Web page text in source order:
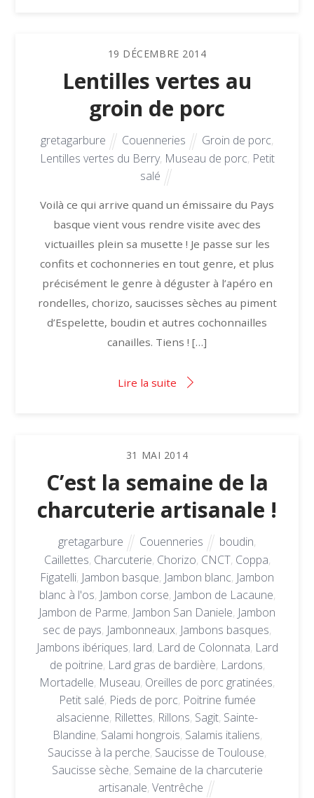
19 DÉCEMBRE 2014
Lentilles vertes au
groin de porc
gretagarbure Couenneries Groin de porc,
Lentilles vertes du Berry, Museau de porc, Petit
salé
Voilà ce qui arrive quand un émissaire du Pays
basque vient vous rendre visite avec des
victuailles plein sa musette ! Je passe sur les
confits et cochonneries en tout genre, et plus
précisément le genre à déguster à l’apéro en
rondelles, chorizo, saucisses sèches au piment
d’Espelette, boudin et autres cochonnailles
canailles. Tiens ! […]
Lire la suite
31 MAI 2014
C’est la semaine de la
charcuterie artisanale !
gretagarbure Couenneries boudin,
Caillettes, Charcuterie, Chorizo, CNCT, Coppa,
Figatelli, Jambon basque, Jambon blanc, Jambon
blanc à l'os, Jambon corse, Jambon de Lacaune,
Jambon de Parme, Jambon San Daniele, Jambon
sec de pays, Jambonneaux, Jambons basques,
Jambons ibériques, lard, Lard de Colonnata, Lard
de poitrine, Lard gras de bardière, Lardons,
Mortadelle, Museau, Oreilles de porc gratinées,
Petit salé, Pieds de porc, Poitrine fumée
alsacienne, Rillettes, Rillons, Sagit, Sainte-
Blandine, Salami hongrois, Salamis italiens,
Saucisse à la perche, Saucisse de Toulouse,
Saucisse sèche, Semaine de la charcuterie
artisanale, Ventrêche